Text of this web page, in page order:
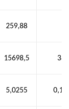
259,88
15698,5
5,0255